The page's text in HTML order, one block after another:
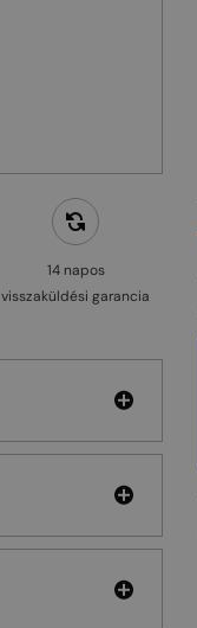
14 napos
visszaküldési garancia